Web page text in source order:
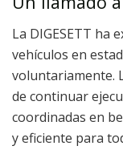
La DIGESETT ha
vehículos en
voluntariamente.
de continuar
coordinadas en
y eficiente para